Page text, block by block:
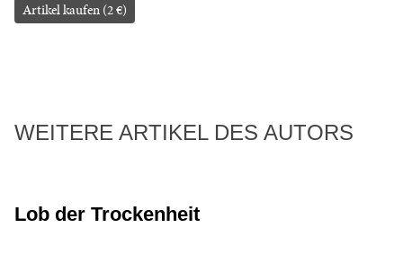
Artikel kaufen (2 €)
WEITERE ARTIKEL DES AUTORS
Lob der Trockenheit